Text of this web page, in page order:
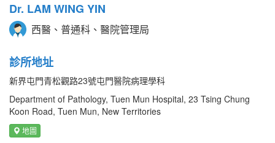
Dr. LAM WING YIN
西醫、普通科、醫院管理局
診所地址
新界屯門青松觀路23號屯門醫院病理學科
Department of Pathology, Tuen Mun Hospital, 23 Tsing Chung
Koon Road, Tuen Mun, New Territories
地圖